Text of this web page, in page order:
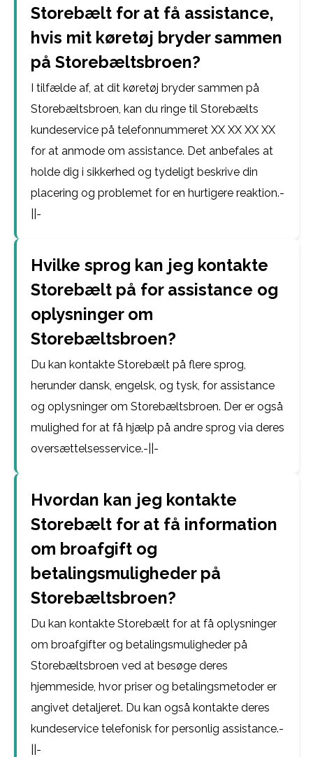
Storebælt for at få assistance,
hvis mit køretøj bryder sammen
på Storebæltsbroen?
I tilfælde af, at dit køretøj bryder sammen på
Storebæltsbroen, kan du ringe til Storebælts
kundeservice på telefonnummeret XX XX XX XX
for at anmode om assistance. Det anbefales at
holde dig i sikkerhed og tydeligt beskrive din
placering og problemet for en hurtigere reaktion.-
||-
Hvilke sprog kan jeg kontakte
Storebælt på for assistance og
oplysninger om
Storebæltsbroen?
Du kan kontakte Storebælt på flere sprog,
herunder dansk, engelsk, og tysk, for assistance
og oplysninger om Storebæltsbroen. Der er også
mulighed for at få hjælp på andre sprog via deres
oversættelsesservice.-||-
Hvordan kan jeg kontakte
Storebælt for at få information
om broafgift og
betalingsmuligheder på
Storebæltsbroen?
Du kan kontakte Storebælt for at få oplysninger
om broafgifter og betalingsmuligheder på
Storebæltsbroen ved at besøge deres
hjemmeside, hvor priser og betalingsmetoder er
angivet detaljeret. Du kan også kontakte deres
kundeservice telefonisk for personlig assistance.-
||-